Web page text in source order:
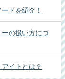
ドを紹介！
ーの扱い方につ
イトとは？